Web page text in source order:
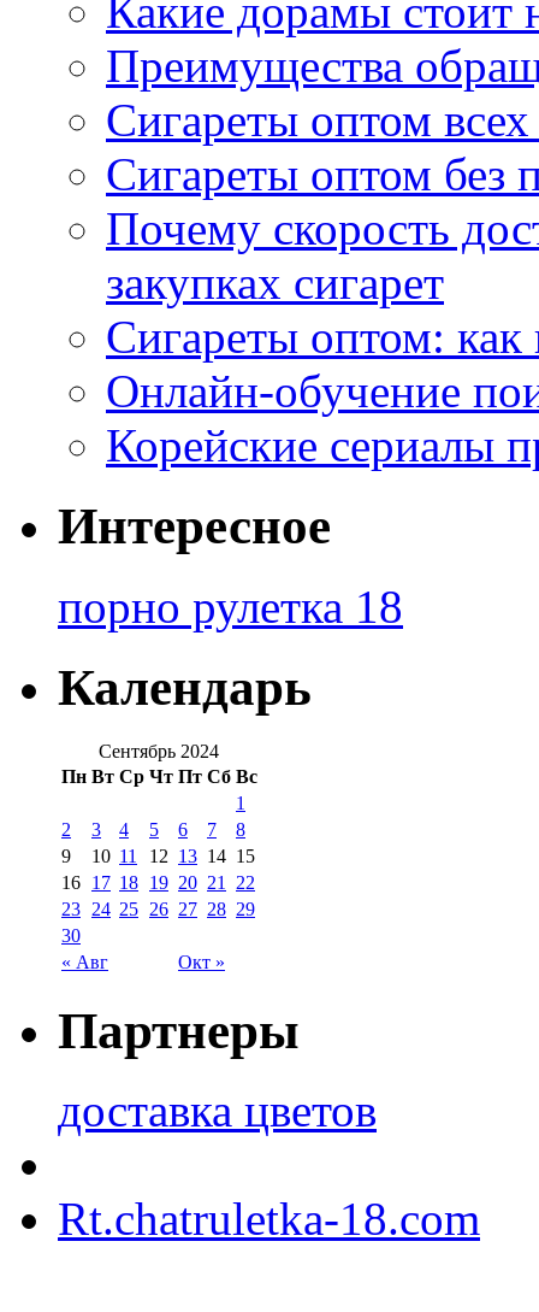
Какие дорамы стоит
Преимущества
Сигареты оптом
Сигареты оптом без
Почему скорость
закупках сигарет
Сигареты оптом:
Онлайн-обучение
Корейские сериалы
Интересное
порно рулетка 18
Календарь
Сентябрь 2024
Пн Вт Ср Чт Пт Сб Вс
« Авг Окт »
1
2
3 4 5 6 7
8
9
10 11 12 13 14 15
16 17 18 19 20 21
22
23 24 25 26 27 28 29
30
Партнеры
доставка цветов
Rt.chatruletka-18.com